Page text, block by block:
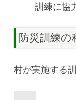
訓練に協
防災訓練の
村が実施する